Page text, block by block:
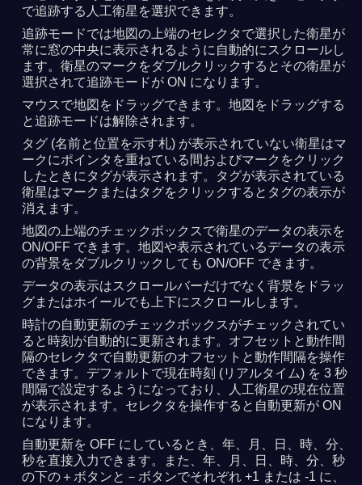
で追跡する人工衛星を選択できます。
追跡モードでは地図の上端のセレクタで選択した衛星が
常に窓の中央に表示されるように自動的にスクロールし
ます。衛星のマークをダブルクリックするとその衛星が
選択されて追跡モードが ON になります。
マウスで地図をドラッグできます。地図をドラッグする
と追跡モードは解除されます。
タグ (名前と位置を示す札) が表示されていない衛星はマ
ークにポインタを重ねている間およびマークをクリック
したときにタグが表示されます。タグが表示されている
衛星はマークまたはタグをクリックするとタグの表示が
消えます。
地図の上端のチェックボックスで衛星のデータの表示を
ON/OFF できます。地図や表示されているデータの表示
の背景をダブルクリックしても ON/OFF できます。
データの表示はスクロールバーだけでなく背景をドラッ
グまたはホイールでも上下にスクロールします。
時計の自動更新のチェックボックスがチェックされてい
ると時刻が自動的に更新されます。オフセットと動作間
隔のセレクタで自動更新のオフセットと動作間隔を操作
できます。デフォルトで現在時刻 (リアルタイム) を 3 秒
間隔で設定するようになっており、人工衛星の現在位置
が表示されます。セレクタを操作すると自動更新が ON
になります。
自動更新を OFF にしているとき、年、月、日、時、分、
秒を直接入力できます。また、年、月、日、時、分、秒
の下の＋ボタンと－ボタンでそれぞれ +1 または -1 に、